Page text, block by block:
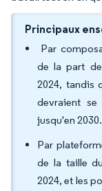
Principaux
Par
de la part
2024, tandis
devraient
jusqu'en 2030.
Par
de la taille
2024, et les